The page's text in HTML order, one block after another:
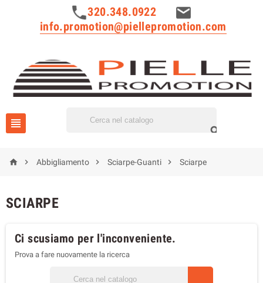
320.348.0922
info.promotion@piellepromotion.com


  Abbigliamento  Sciarpe-Guanti  Sciarpe
SCIARPE
Ci scusiamo per l'inconveniente.
Prova a fare nuovamente la ricerca